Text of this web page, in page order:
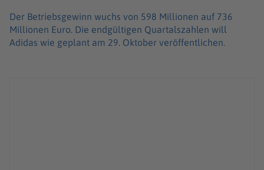
Der Betriebsgewinn wuchs von 598 Millionen auf 736
Millionen Euro. Die endgültigen Quartalszahlen will
Adidas wie geplant am 29. Oktober veröffentlichen.